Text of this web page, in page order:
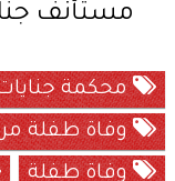
مستأنف
محكمة جنايات
وفاة طفلة
وفاة طفلة